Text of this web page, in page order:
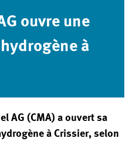
ouvre une
à
AG (CMA) a ouvert sa
à Crissier, selon